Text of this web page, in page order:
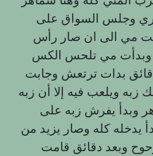
وجلس السواق على
مي الى ان صار رأس
مي تلحس الكس
بدات ترتعش وجابت
ويلعب فيه إلا أن زبه
وبدأ يفرش زبه على
يدخله كله وصار يزيد من
وبعد دقائق قامت